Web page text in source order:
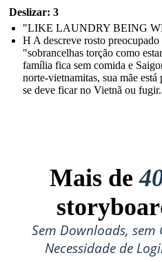
Deslizar: 3
" LIKE LAUNDRY BEING
H A descreve rosto
"sobrancelhas torção como
família fica sem comida e
norte-vietnamitas, sua mãe
se deve ficar no Vietnã ou fugir.
Mais de
Sem Downloads, sem
Necessidade de